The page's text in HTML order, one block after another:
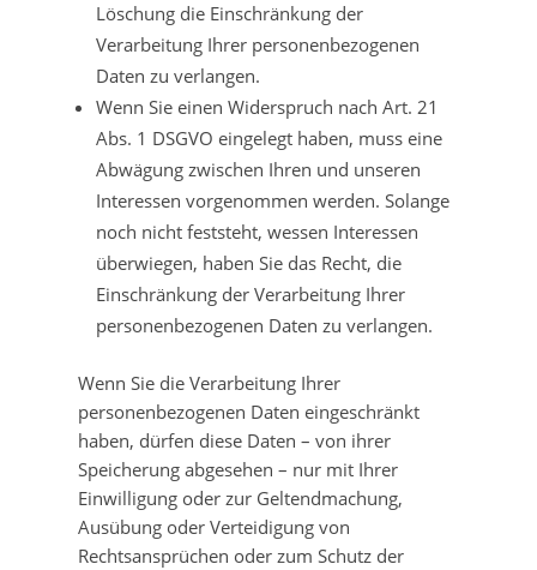
Löschung die Einschränkung der
Verarbeitung Ihrer personenbezogenen
Daten zu verlangen.
Wenn Sie einen Widerspruch nach Art. 21
Abs. 1 DSGVO eingelegt haben, muss eine
Abwägung zwischen Ihren und unseren
Interessen vorgenommen werden. Solange
noch nicht feststeht, wessen Interessen
überwiegen, haben Sie das Recht, die
Einschränkung der Verarbeitung Ihrer
personenbezogenen Daten zu verlangen.
Wenn Sie die Verarbeitung Ihrer
personenbezogenen Daten eingeschränkt
haben, dürfen diese Daten – von ihrer
Speicherung abgesehen – nur mit Ihrer
Einwilligung oder zur Geltendmachung,
Ausübung oder Verteidigung von
Rechtsansprüchen oder zum Schutz der